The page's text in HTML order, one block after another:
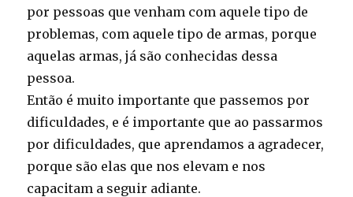
por pessoas que venham com aquele tipo de
problemas, com aquele tipo de armas, porque
aquelas armas, já são conhecidas dessa
pessoa.
Então é muito importante que passemos por
dificuldades, e é importante que ao passarmos
por dificuldades, que aprendamos a agradecer,
porque são elas que nos elevam e nos
capacitam a seguir adiante.